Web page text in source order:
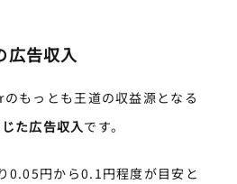
広告収入
もっとも王道の収益源となる
た広告収入です。
0.05円から0.1円程度が目安と